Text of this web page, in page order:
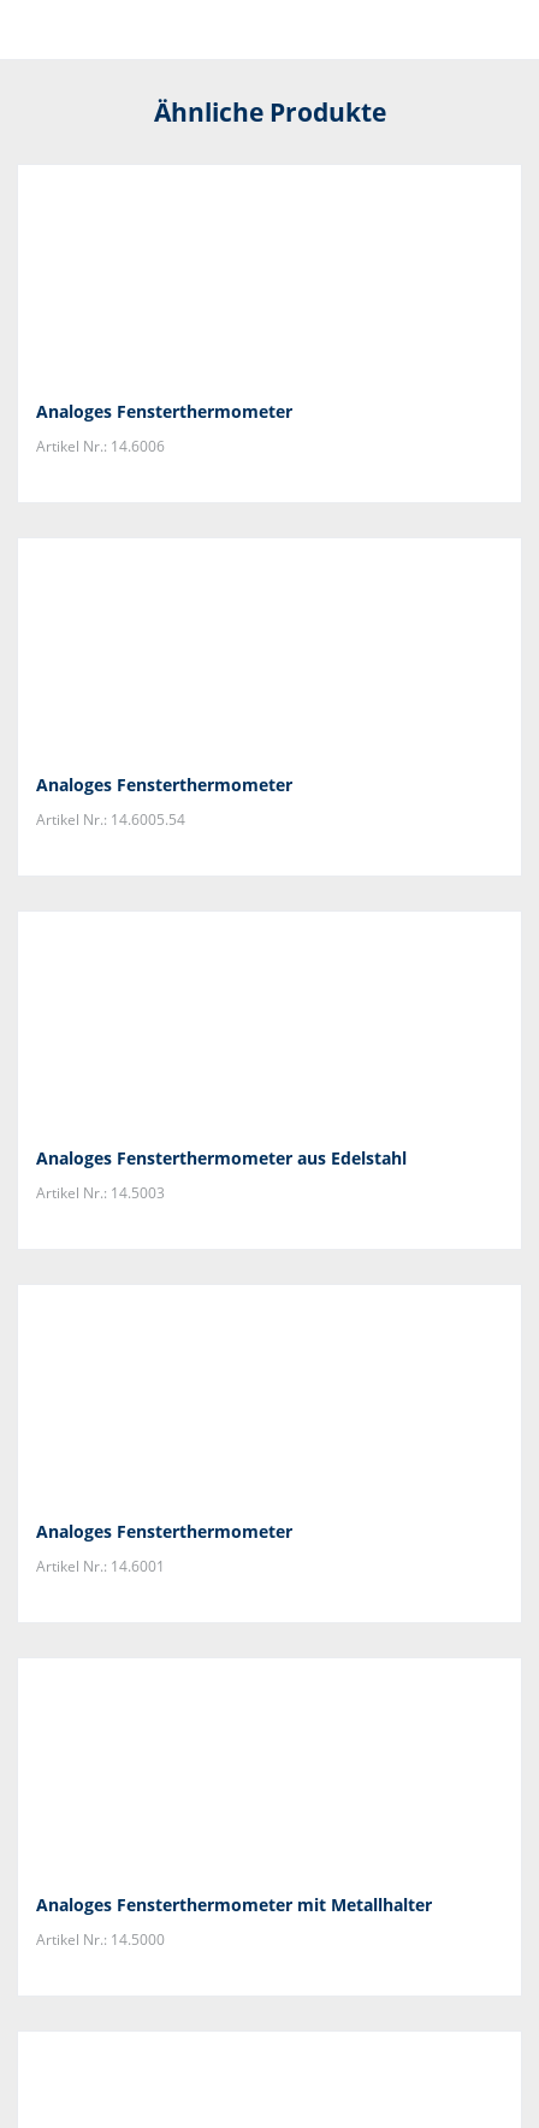
Ähnliche Produkte
Analoges Fensterthermometer
Artikel Nr.: 14.6006
Analoges Fensterthermometer
Artikel Nr.: 14.6005.54
Analoges Fensterthermometer aus Edelstahl
Artikel Nr.: 14.5003
Analoges Fensterthermometer
Artikel Nr.: 14.6001
Analoges Fensterthermometer mit Metallhalter
Artikel Nr.: 14.5000